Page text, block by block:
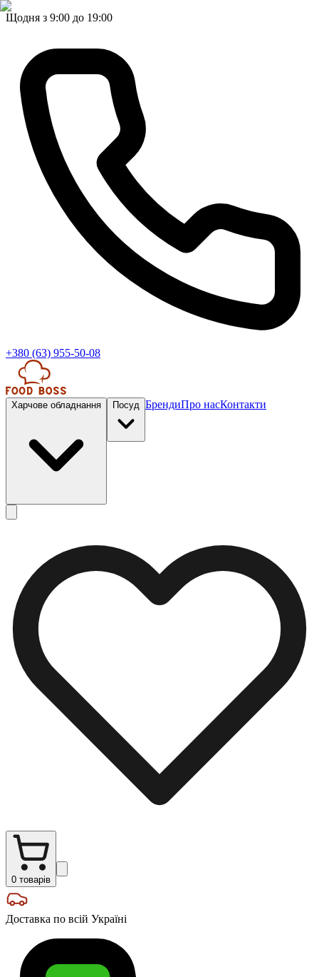
Щодня з 9:00 до 19:00
+380 (63) 955-50-08
Харчове обладнання Посуд БрендиПро насКонтакти
0 товарів
Доставка по всій Україні